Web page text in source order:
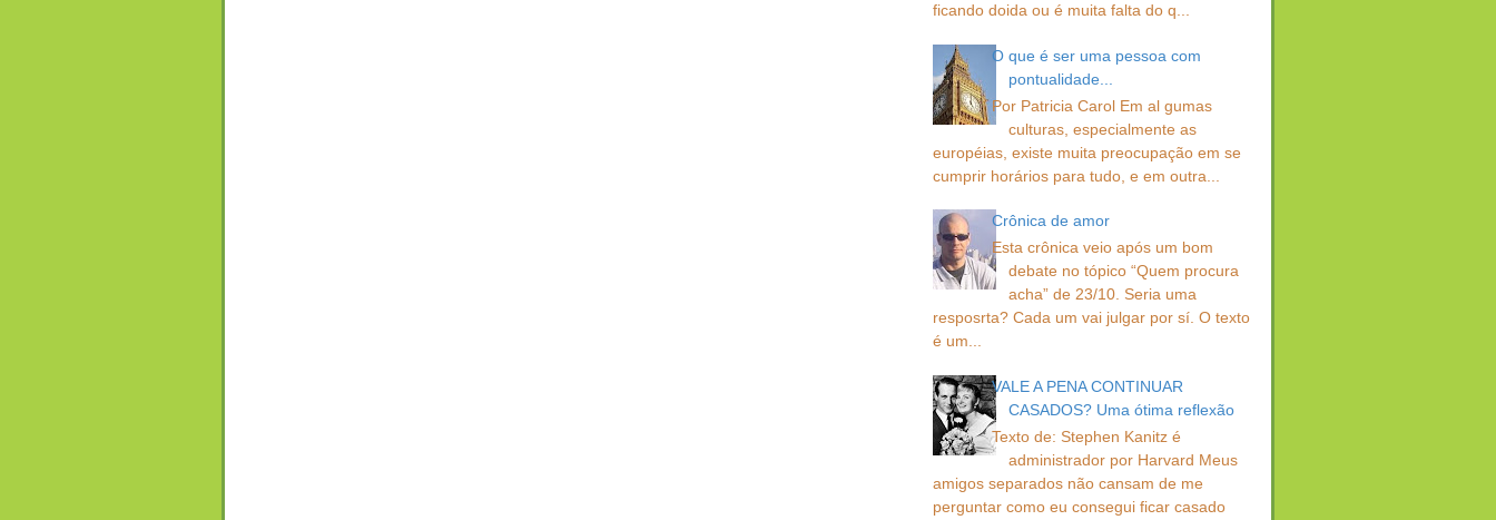
ficando doida ou é muita falta do q...
O que é ser uma pessoa com
pontualidade...
Por Patricia Carol Em al gumas
culturas, especialmente as
européias, existe muita preocupação em se
cumprir horários para tudo, e em outra...
Crônica de amor
Esta crônica veio após um bom
debate no tópico “Quem procura
acha” de 23/10. Seria uma
resposrta? Cada um vai julgar por sí. O texto
é um...
VALE A PENA CONTINUAR
CASADOS? Uma ótima reflexão
Texto de: Stephen Kanitz é
administrador por Harvard Meus
amigos separados não cansam de me
perguntar como eu consegui ficar casado